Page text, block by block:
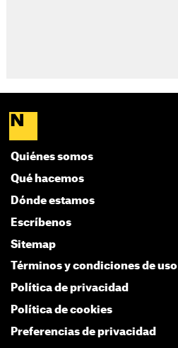
Quiénes somos
Qué hacemos
Dónde estamos
Escríbenos
Sitemap
Términos y condiciones de uso
Política de privacidad
Política de cookies
Preferencias de privacidad